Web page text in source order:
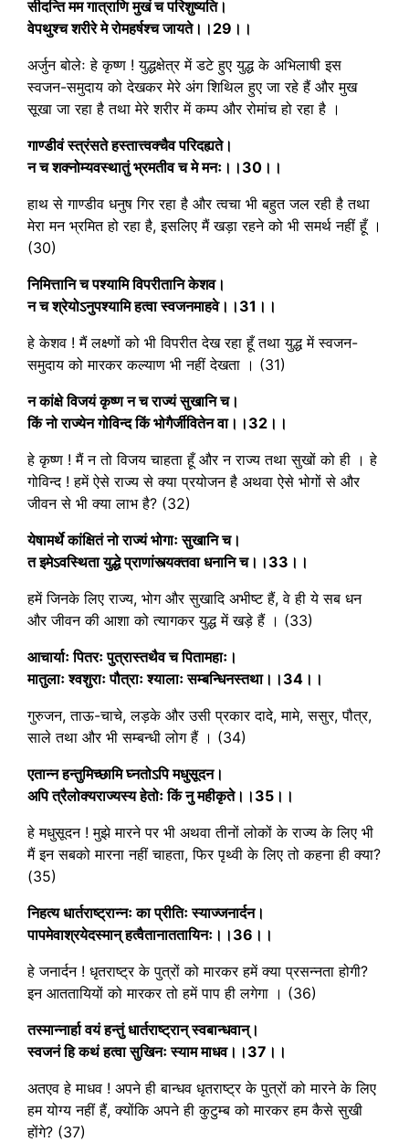
सीदन्ति मम गात्राणि मुखं च परिशुष्यति।
वेपथुश्च शरीरे मे रोमहर्षश्च जायते।।29।।
अर्जुन बोलेः हे कृष्ण ! युद्धक्षेत्र में डटे हुए युद्ध के अभिलाषी इस
स्वजन-समुदाय को देखकर मेरे अंग शिथिल हुए जा रहे हैं और मुख
सूखा जा रहा है तथा मेरे शरीर में कम्प और रोमांच हो रहा है ।
गाण्डीवं स्त्रंसते हस्तात्त्वक्चैव परिदह्यते।
न च शक्नोम्यवस्थातुं भ्रमतीव च मे मनः।।30।।
हाथ से गाण्डीव धनुष गिर रहा है और त्वचा भी बहुत जल रही है तथा
मेरा मन भ्रमित हो रहा है, इसलिए मैं खड़ा रहने को भी समर्थ नहीं हूँ ।
(30)
निमित्तानि च पश्यामि विपरीतानि केशव।
न च श्रेयोऽनुपश्यामि हत्वा स्वजनमाहवे।।31।।
हे केशव ! मैं लक्ष्णों को भी विपरीत देख रहा हूँ तथा युद्ध में स्वजन-
समुदाय को मारकर कल्याण भी नहीं देखता । (31)
न कांक्षे विजयं कृष्ण न च राज्यं सुखानि च।
किं नो राज्येन गोविन्द किं भोगैर्जीवितेन वा।।32।।
हे कृष्ण ! मैं न तो विजय चाहता हूँ और न राज्य तथा सुखों को ही । हे
गोविन्द ! हमें ऐसे राज्य से क्या प्रयोजन है अथवा ऐसे भोगों से और
जीवन से भी क्या लाभ है? (32)
येषामर्थे कांक्षितं नो राज्यं भोगाः सुखानि च।
त इमेऽवस्थिता युद्धे प्राणांस्त्यक्तवा धनानि च।।33।।
हमें जिनके लिए राज्य, भोग और सुखादि अभीष्ट हैं, वे ही ये सब धन
और जीवन की आशा को त्यागकर युद्ध में खड़े हैं । (33)
आचार्याः पितरः पुत्रास्तथैव च पितामहाः।
मातुलाः श्वशुराः पौत्राः श्यालाः सम्बन्धिनस्तथा।।34।।
गुरुजन, ताऊ-चाचे, लड़के और उसी प्रकार दादे, मामे, ससुर, पौत्र,
साले तथा और भी सम्बन्धी लोग हैं । (34)
एतान्न हन्तुमिच्छामि घ्नतोऽपि मधुसूदन।
अपि त्रैलोक्यराज्यस्य हेतोः किं नु महीकृते।।35।।
हे मधुसूदन ! मुझे मारने पर भी अथवा तीनों लोकों के राज्य के लिए भी
मैं इन सबको मारना नहीं चाहता, फिर पृथ्वी के लिए तो कहना ही क्या?
(35)
निहत्य धार्तराष्ट्रान्नः का प्रीतिः स्याज्जनार्दन।
पापमेवाश्रयेदस्मान् हत्वैतानाततायिनः।।36।।
हे जनार्दन ! धृतराष्ट्र के पुत्रों को मारकर हमें क्या प्रसन्नता होगी?
इन आततायियों को मारकर तो हमें पाप ही लगेगा । (36)
तस्मान्नार्हा वयं हन्तुं धार्तराष्ट्रान् स्वबान्धवान्।
स्वजनं हि कथं हत्वा सुखिनः स्याम माधव।।37।।
अतएव हे माधव ! अपने ही बान्धव धृतराष्ट्र के पुत्रों को मारने के लिए
हम योग्य नहीं हैं, क्योंकि अपने ही कुटुम्ब को मारकर हम कैसे सुखी
होंगे? (37)